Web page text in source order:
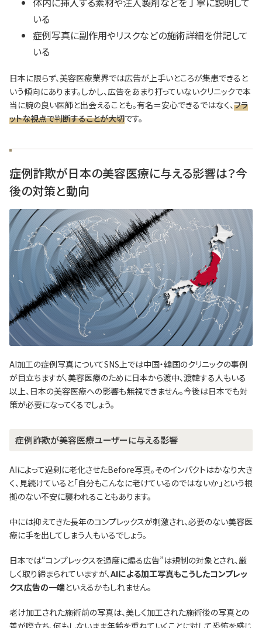
いる
症例写真に副作用やリスクなどの施術詳細を併記して
いる
日本に限らず、美容医療業界では広告が上手いところが集患できると
いう傾向にあります。しかし、広告をあまり打っていないクリニックで本
当に腕の良い医師と出会えることも。有名＝安心できるではなく、フラ
ットな視点で判断することが大切です。
症例詐欺が日本の美容医療に与える影響は？今
後の対策と動向
AI加工の症例写真についてSNS上では中国・韓国のクリニックの事例
が目立ちますが、美容医療のために日本から渡中、渡韓する人もいる
以上、日本の美容医療への影響も無視できません。今後は日本でも対
策が必要になってくるでしょう。
症例詐欺が美容医療ユーザーに与える影響
AIによって過剰に老化させたBefore写真。そのインパクトはかなり大き
く、見続けていると「自分もこんなに老けているのではないか」という根
拠のない不安に襲われることもあります。
中には抑えてきた長年のコンプレックスが刺激され、必要のない美容医
療に手を出してしまう人もいるでしょう。
日本では“コンプレックスを過度に煽る広告”は規制の対象とされ、厳
しく取り締まられていますが、AIによる加工写真もこうしたコンプレッ
クス広告の一端といえるかもしれません。
老け加工された施術前の写真は、美しく加工された施術後の写真との